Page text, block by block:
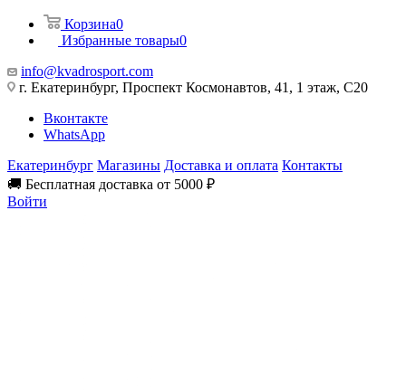
Корзина0
Избранные товары0
info@kvadrosport.com
г. Екатеринбург, Проспект Космонавтов, 41, 1 этаж, С20
Вконтакте
WhatsApp
Екатеринбург Магазины Доставка и оплата Контакты
🚚 Бесплатная доставка от 5000 ₽
Войти